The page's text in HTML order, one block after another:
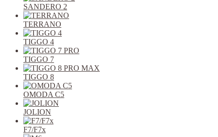
SANDERO 2
TERRANO
TIGGO 4
TIGGO 7
TIGGO 8
OMODA C5
JOLION
F7/F7x